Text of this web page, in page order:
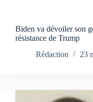
Biden va dévoiler son
résistance de Trump
Rédaction
23